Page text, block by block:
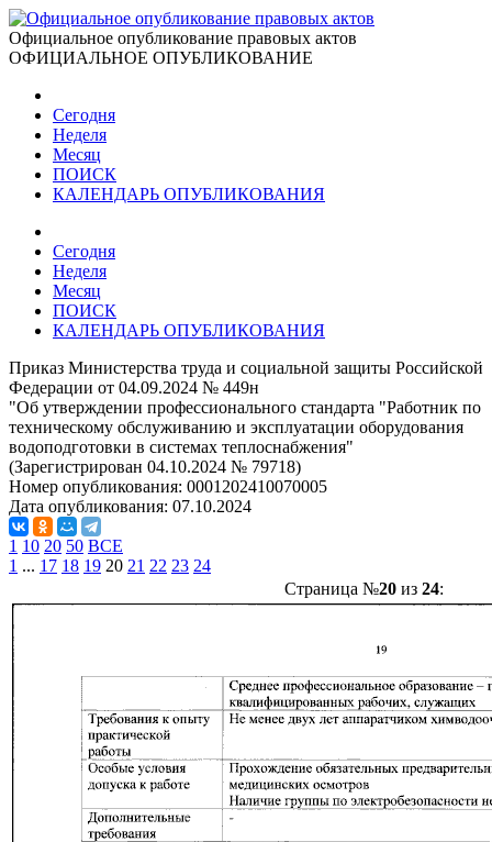
Официальное опубликование правовых актов
ОФИЦИАЛЬНОЕ ОПУБЛИКОВАНИЕ
Сегодня
Неделя
Месяц
ПОИСК
КАЛЕНДАРЬ ОПУБЛИКОВАНИЯ
Сегодня
Неделя
Месяц
ПОИСК
КАЛЕНДАРЬ ОПУБЛИКОВАНИЯ
Приказ Министерства труда и социальной защиты Российской
Федерации от 04.09.2024 № 449н
"Об утверждении профессионального стандарта "Работник по
техническому обслуживанию и эксплуатации оборудования
водоподготовки в системах теплоснабжения"
(Зарегистрирован 04.10.2024 № 79718)
Номер опубликования: 0001202410070005
Дата опубликования: 07.10.2024
1 10 20 50 ВСЕ
1 ... 17 18 19 20 21 22 23 24
Страница №20из 24: